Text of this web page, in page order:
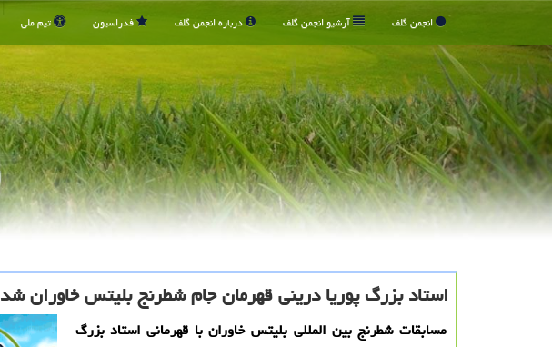
انجمن گلف آرشیو انجمن گلف درباره انجمن گلف فدراسیون تیم ملی
استاد بزرگ پوریا درینی قهرمان جام شطرنج بلیتس خاوران شد
مسابقات شطرنج بین المللی بلیتس خاوران با قهرمانی استاد بزرگ